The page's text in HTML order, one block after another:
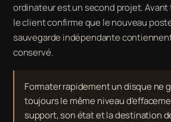
ordinateur est un second projet.
le client confirme que le nouveau
sauvegarde indépendante
conservé.
Formater rapidement un disque ne
toujours le même niveau
support, son état et la destination